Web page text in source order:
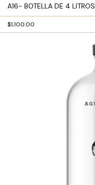
A16- BOTELLA DE 4 LITROS
$1,100.00